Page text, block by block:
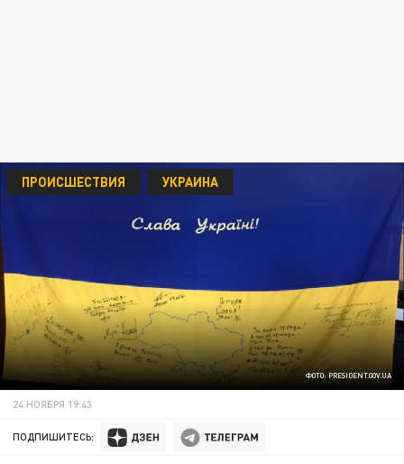
ФОТО: PRESIDENT.GOV.UA
ПРОИСШЕСТВИЯ УКРАИНА
24 НОЯБРЯ 19:43
ПОДПИШИТЕСЬ: